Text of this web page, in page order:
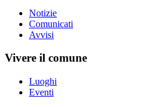
Notizie
Comunicati
Avvisi
Vivere il comune
Luoghi
Eventi